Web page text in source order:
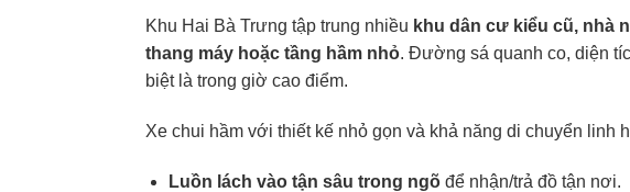
Khu Hai Bà Trưng tập trung nhiều khu dân cư kiểu cũ, nhà
thang máy hoặc tầng hầm nhỏ. Đường sá quanh co, diện
biệt là trong giờ cao điểm.
Xe chui hầm với thiết kế nhỏ gọn và khả năng di chuyển linh
Luồn lách vào tận sâu trong ngõđể nhận/trả đồ tận nơi.